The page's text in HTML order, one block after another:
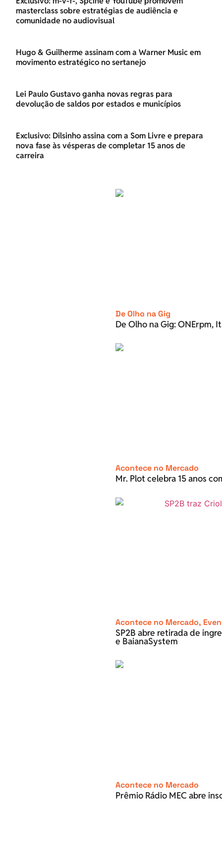
masterclass sobre estratégias de audiência e
comunidade no audiovisual
Hugo & Guilherme assinam com a Warner Music em
movimento estratégico no sertanejo
Lei Paulo Gustavo ganha novas regras para
devolução de saldos por estados e municípios
Exclusivo: Dilsinho assina com a Som Livre e prepara
nova fase às vésperas de completar 15 anos de
carreira
De Olho na Gig
De Olho na Gig: ONErpm,
Acontece no Mercado
Mr. Plot celebra 15 anos
Acontece no Mercado,
SP2B abre retirada de
e BaianaSystem
Acontece no Mercado
Prêmio Rádio MEC abre